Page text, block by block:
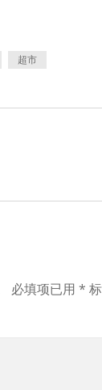
超市
必填项已用 *